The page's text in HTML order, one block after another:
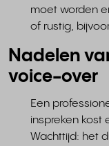
moet worden
of rustig,
Nadelen
voice-over
Een
inspreken kost
Wachttijd: het